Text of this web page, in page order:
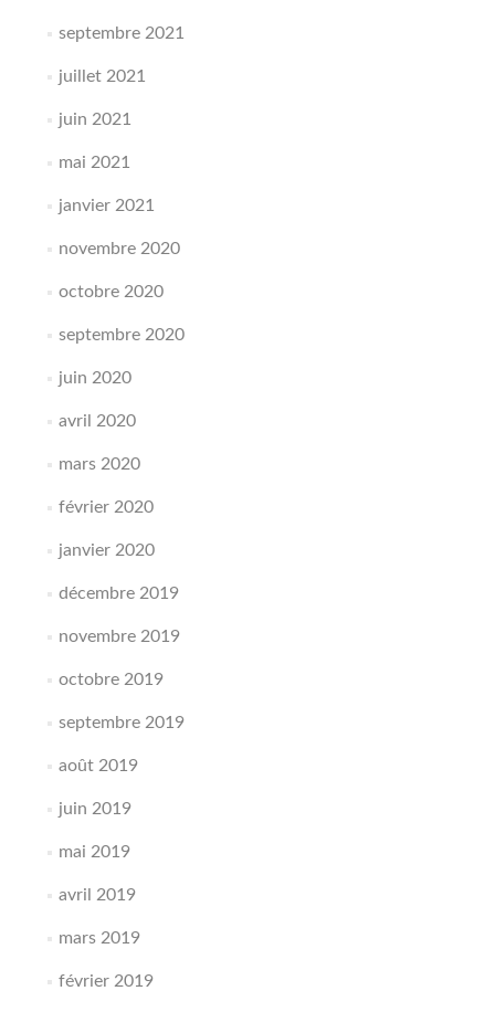
septembre 2021
juillet 2021
juin 2021
mai 2021
janvier 2021
novembre 2020
octobre 2020
septembre 2020
juin 2020
avril 2020
mars 2020
février 2020
janvier 2020
décembre 2019
novembre 2019
octobre 2019
septembre 2019
août 2019
juin 2019
mai 2019
avril 2019
mars 2019
février 2019